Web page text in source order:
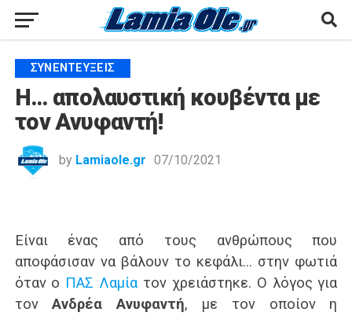
ΣΥΝΕΝΤΕΎΞΕΙΣ
Η… απολαυστική κουβέντα με
τον Ανυφαντή!
by Lamiaole.gr 07/10/2021
Είναι ένας από τους ανθρώπους που
αποφάσισαν να βάλουν το κεφάλι… στην φωτιά
όταν ο ΠΑΣ Λαμία τον χρειάστηκε. Ο λόγος για
τονΑνδρέα Ανυφαντή, με τον οποίον η